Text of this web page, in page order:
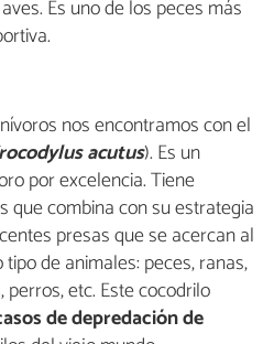
Es uno de los peces más
nos encontramos con el
acutus). Es un
por excelencia. Tiene
que combina con su estrategia
presas que se acercan al
de animales: peces, ranas,
etc. Este cocodrilo
de depredación de